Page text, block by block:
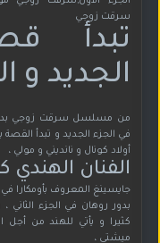
سرقت زوجي
تبدأ
الجديد و
من مسلسل سرقت زوجي
في الجزء الجديد و تبدأ
أولاد كونال و نانديني و مولي ،
الفنان الهندي
جايسينغ المعروف
بدور روهان في الجزء
كثيرا و يأتي للهند من
ميشتي ،